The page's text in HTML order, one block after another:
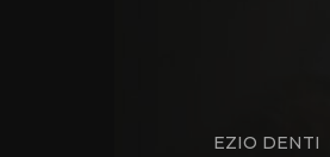
EZIO DENTI